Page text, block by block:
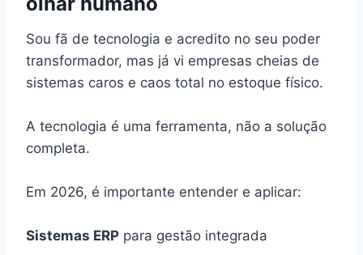
Sou fã de tecnologia e acredito no seu poder
transformador, mas já vi empresas cheias de
sistemas caros e caos total no estoque físico.
A tecnologia é uma ferramenta, não a solução
completa.
Em 2026, é importante entender e aplicar:
Sistemas ERP para gestão integrada